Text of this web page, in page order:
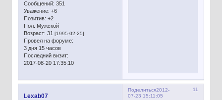
Сообщений: 351
Уважение: +6
Позитив: +2
Пол: Мужской
Возраст: 31 [1995-02-25]
Провел на форуме:
3 дня 15 часов
Последний визит:
2017-08-20 17:35:10
Поделиться 11
2012-
07-23 15:11:05
Lexab07